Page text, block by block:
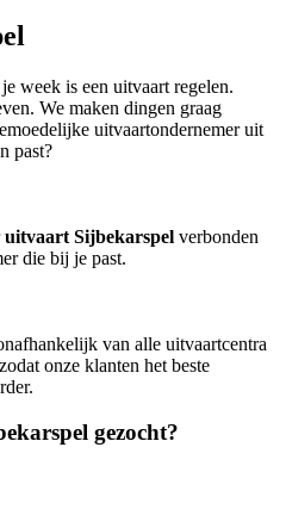
week is een uitvaart regelen.
We maken dingen graag
uitvaartondernemer uit
past?
uitvaart Sijbekarspel verbonden
die bij je past.
van alle uitvaartcentra
onze klanten het beste
gezocht?